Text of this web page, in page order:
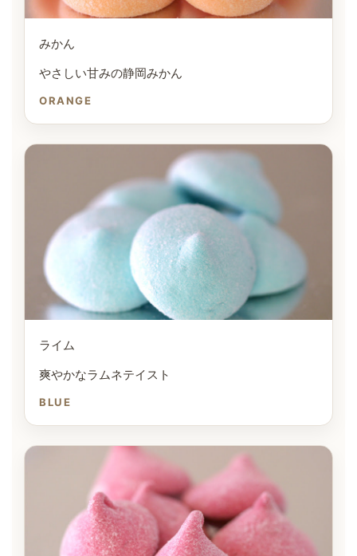
みかん
やさしい甘みの静岡みかん
ORANGE
ライム
爽やかなラムネテイスト
BLUE